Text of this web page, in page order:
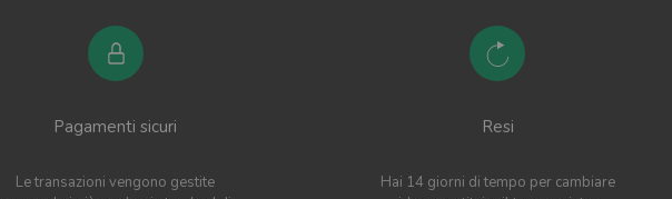
Pagamenti sicuri
Le transazioni vengono gestite
Resi
Hai 14 giorni di tempo per cambiare